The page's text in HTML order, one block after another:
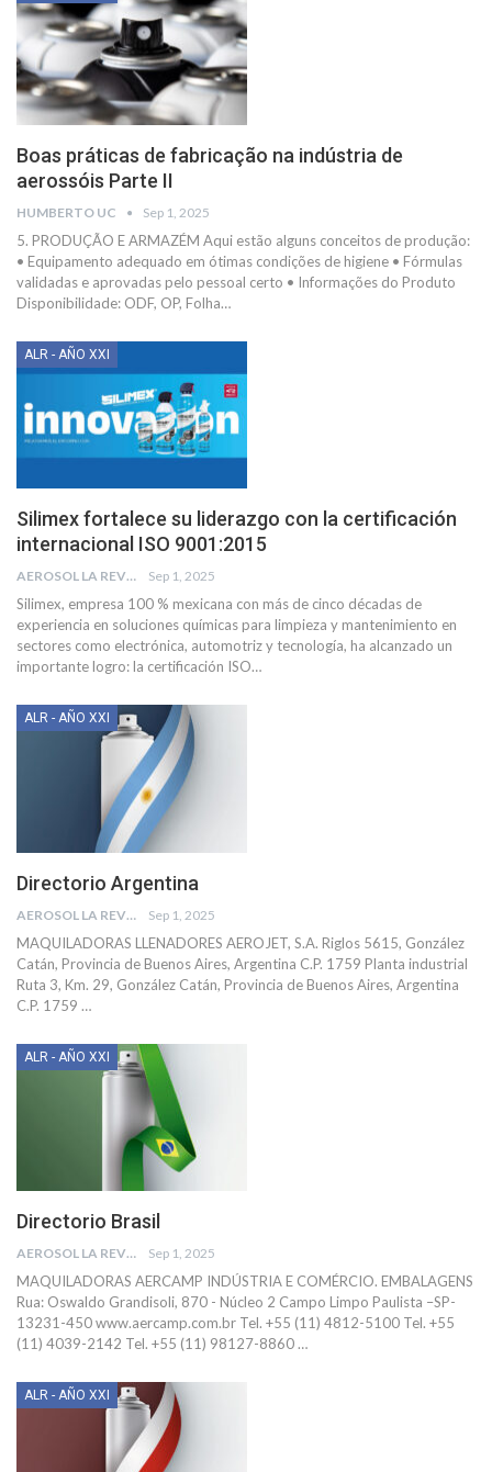
Boas práticas de fabricação na indústria de
aerossóis Parte II
HUMBERTO UC Sep 1, 2025
5. PRODUÇÃO E ARMAZÉM Aqui estão alguns conceitos de produção:
• Equipamento adequado em ótimas condições de higiene • Fórmulas
validadas e aprovadas pelo pessoal certo • Informações do Produto
Disponibilidade: ODF, OP, Folha…
ALR - AÑO XXI
Silimex fortalece su liderazgo con la certificación
internacional ISO 9001:2015
AEROSOL LA REVISTA Sep 1, 2025
Silimex, empresa 100 % mexicana con más de cinco décadas de
experiencia en soluciones químicas para limpieza y mantenimiento en
sectores como electrónica, automotriz y tecnología, ha alcanzado un
importante logro: la certificación ISO…
ALR - AÑO XXI
Directorio Argentina
AEROSOL LA REVISTA Sep 1, 2025
MAQUILADORAS LLENADORES AEROJET, S.A. Riglos 5615, González
Catán, Provincia de Buenos Aires, Argentina C.P. 1759 Planta industrial
Ruta 3, Km. 29, González Catán, Provincia de Buenos Aires, Argentina
C.P. 1759 …
ALR - AÑO XXI
Directorio Brasil
AEROSOL LA REVISTA Sep 1, 2025
MAQUILADORAS AERCAMP INDÚSTRIA E COMÉRCIO. EMBALAGENS
Rua: Oswaldo Grandisoli, 870 - Núcleo 2 Campo Limpo Paulista –SP-
13231-450www.aercamp.com.br Tel. +55 (11) 4812-5100 Tel. +55
(11) 4039-2142 Tel. +55 (11) 98127-8860…
ALR - AÑO XXI